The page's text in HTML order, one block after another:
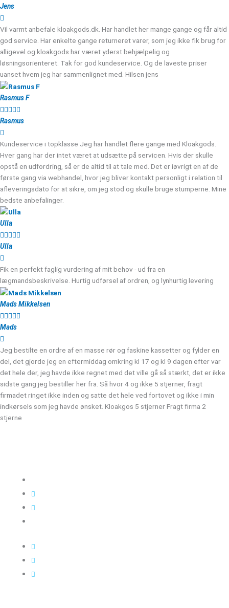
Jens
Vil varmt anbefale kloakgods.dk. Har handlet her mange gange og får altid
god service. Har enkelte gange returneret varer, som jeg ikke fik brug for
alligevel og kloakgods har været yderst behjælpelig og
løsningsorienteret. Tak for god kundeservice. Og de laveste priser
uanset hvem jeg har sammenlignet med. Hilsen jens
Rasmus F

Rasmus
Kundeservice i topklasse Jeg har handlet flere gange med Kloakgods.
Hver gang har der intet været at udsætte på servicen. Hvis der skulle
opstå en udfordring, så er de altid til at tale med. Det er iøvrigt en af de
første gang via webhandel, hvor jeg bliver kontakt personligt i relation til
afleveringsdato for at sikre, om jeg stod og skulle bruge stumperne. Mine
bedste anbefalinger.
Ulla

Ulla
Fik en perfekt faglig vurdering af mit behov - ud fra en
lægmandsbeskrivelse. Hurtig udførsel af ordren, og lynhurtig levering
Mads Mikkelsen

Mads
Jeg bestilte en ordre af en masse rør og faskine kassetter og fylder en
del, det gjorde jeg en eftermiddag omkring kl 17 og kl 9 dagen efter var
det hele der, jeg havde ikke regnet med det ville gå så stærkt, det er ikke
sidste gang jeg bestiller her fra. Så hvor 4 og ikke 5 stjerner, fragt
firmadet ringet ikke inden og satte det hele ved fortovet og ikke i min
indkørsels som jeg havde ønsket. Kloakgos 5 stjerner Fragt firma 2
stjerne